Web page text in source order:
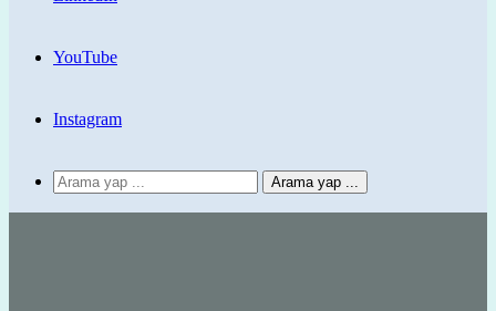
YouTube
Instagram
Arama yap ...